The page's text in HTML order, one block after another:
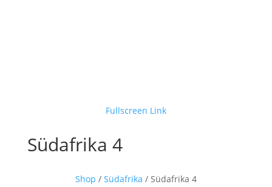
Fullscreen Link
Südafrika 4
Shop / Südafrika / Südafrika 4